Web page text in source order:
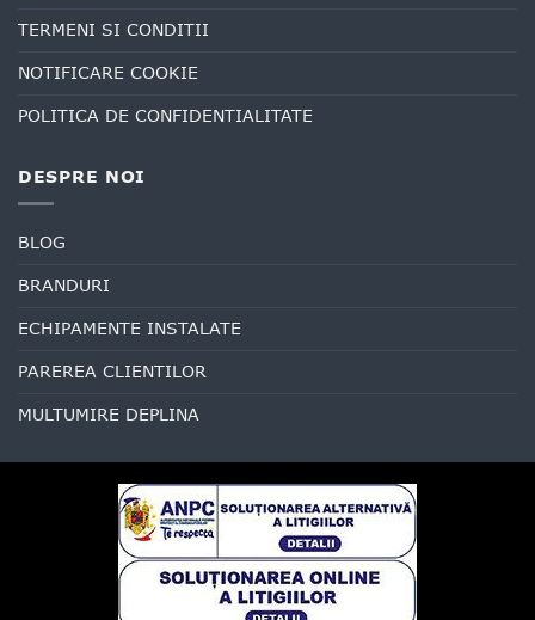
TERMENI SI CONDITII
NOTIFICARE COOKIE
POLITICA DE CONFIDENTIALITATE
DESPRE NOI
BLOG
BRANDURI
ECHIPAMENTE INSTALATE
PAREREA CLIENTILOR
MULTUMIRE DEPLINA